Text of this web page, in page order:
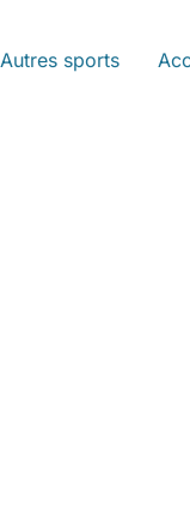
Autres sports